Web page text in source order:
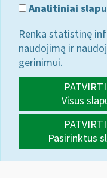
Analitiniai
Renka statistinę
naudojimą ir
gerinimui.
Visus
Pasirinktus